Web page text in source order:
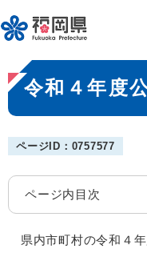
ー
ジ
先
頭
で
メニ
本
文
令和４年度
ページID：0757577
ページ内目次
県内市町村の令和４年